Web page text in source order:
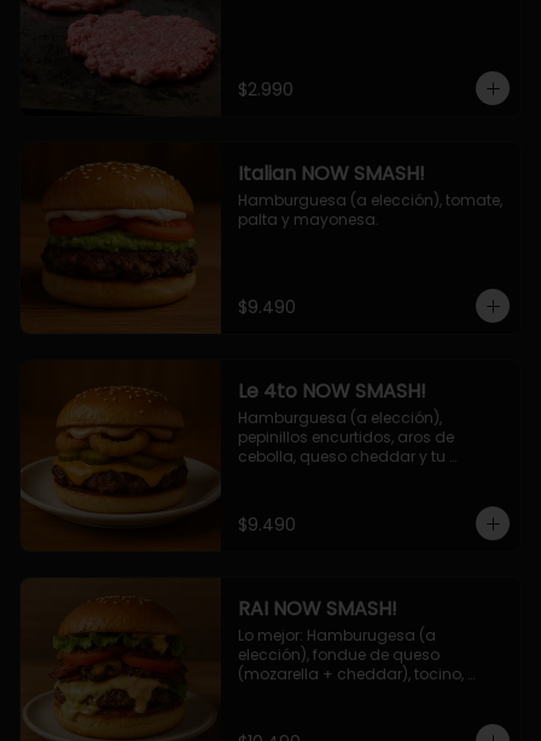
$2.990
Italian NOW SMASH!
Hamburguesa (a elección), tomate,
palta y mayonesa.
$9.490
Le 4to NOW SMASH!
Hamburguesa (a elección),
pepinillos encurtidos, aros de
cebolla, queso cheddar y tu
$9.490
RAI NOW SMASH!
Lo mejor: Hamburugesa (a
elección), fondue de queso
(mozarella + cheddar), tocino,
NOW!